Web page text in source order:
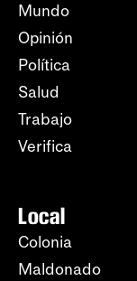
Mundo
Opinión
Política
Salud
Trabajo
Verifica
Local
Colonia
Maldonado